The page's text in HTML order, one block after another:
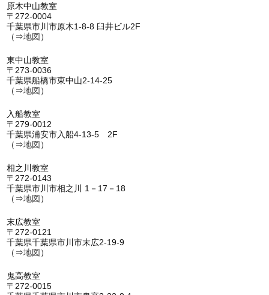
原木中山教室
〒272-0004
千葉県市川市原木1-8-8 臼井ビル2F
（⇒地図 ）
東中山教室
〒273-0036
千葉県船橋市東中山2-14-25
（⇒地図 ）
入船教室
〒279-0012
千葉県浦安市入船4-13-5 2F
（⇒地図 ）
相之川教室
〒272-0143
千葉県市川市相之川 1－17－18
（⇒地図 ）
末広教室
〒272-0121
千葉県千葉県市川市末広2-19-9
（⇒地図 ）
鬼高教室
〒272-0015